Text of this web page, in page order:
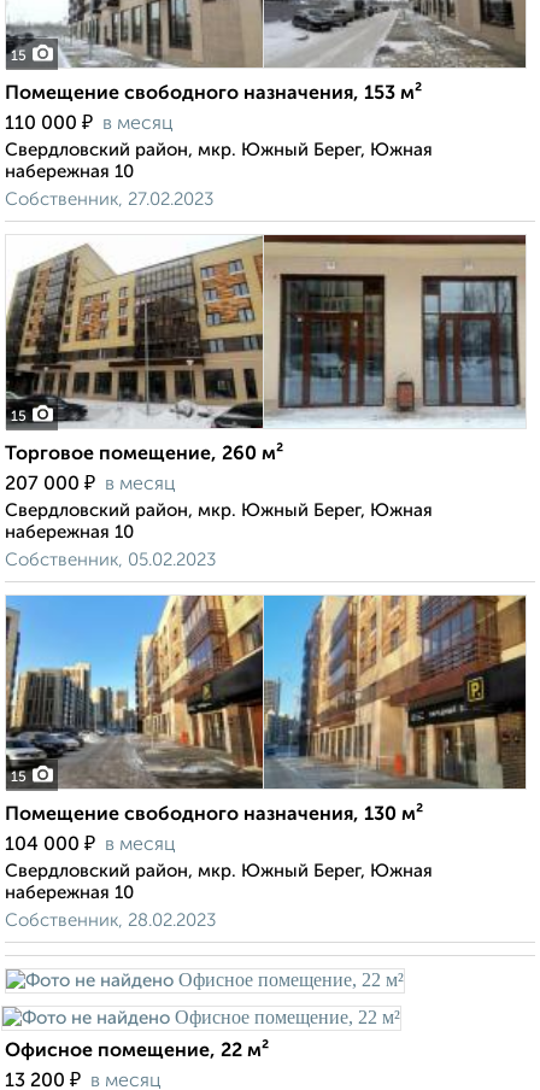
15
Помещение свободного назначения, 153 м²
110 000 ₽ в месяц
Свердловский район, мкр. Южный Берег, Южная
набережная 10
Собственник, 27.02.2023
15
Торговое помещение, 260 м²
207 000 ₽ в месяц
Свердловский район, мкр. Южный Берег, Южная
набережная 10
Собственник, 05.02.2023
15
Помещение свободного назначения, 130 м²
104 000 ₽ в месяц
Свердловский район, мкр. Южный Берег, Южная
набережная 10
Собственник, 28.02.2023
Офисное помещение, 22 м²
13 200 ₽ в месяц